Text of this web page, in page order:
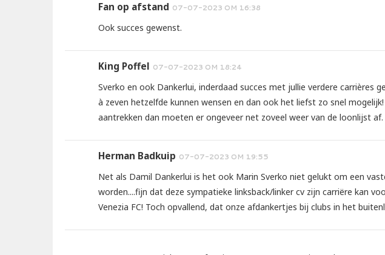
Fan op afstand 07-07-2023 OM 16:38
Ook succes gewenst.
King Poffel 07-07-2023 OM 18:24
Sverko en ook Dankerlui, inderdaad succes met jullie verdere carrières
à zeven hetzelfde kunnen wensen en dan ook het liefst zo snel
aantrekken dan moeten er ongeveer net zoveel weer van de loonlijst af.
Herman Badkuip 07-07-2023 OM 19:55
Net als Damil Dankerlui is het ook Marin Sverko niet gelukt om een
worden....fijn dat deze sympatieke linksback/linker cv zijn carriëre kan
Venezia FC! Toch opvallend, dat onze afdankertjes bij clubs in het